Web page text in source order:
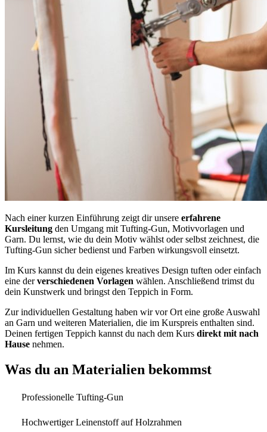
Nach einer kurzen Einführung zeigt dir unsere erfahrene
Kursleitung den Umgang mit Tufting-Gun, Motivvorlagen und
Garn. Du lernst, wie du dein Motiv wählst oder selbst zeichnest, die
Tufting-Gun sicher bedienst und Farben wirkungsvoll einsetzt.
Im Kurs kannst du dein eigenes kreatives Design tuften oder einfach
eine derverschiedenen Vorlagen wählen. Anschließend trimst du
dein Kunstwerk und bringst den Teppich in Form.
Zur individuellen Gestaltung haben wir vor Ort eine große Auswahl
an Garn und weiteren Materialien, die im Kurspreis enthalten sind.
Deinen fertigen Teppich kannst du nach dem Kurs direkt mit nach
Hause nehmen.
Was du an Materialien bekommst
Professionelle Tufting-Gun
Hochwertiger Leinenstoff auf Holzrahmen